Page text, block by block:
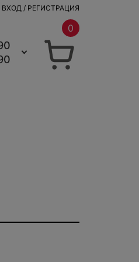
ВХОД / РЕГИСТРАЦИЯ
0